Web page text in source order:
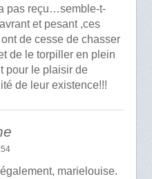
pas reçu…semble-t-
et pesant ,ces
de cesse de chasser
de le torpiller en plein
le plaisir de
de leur existence!!!
marielouise.